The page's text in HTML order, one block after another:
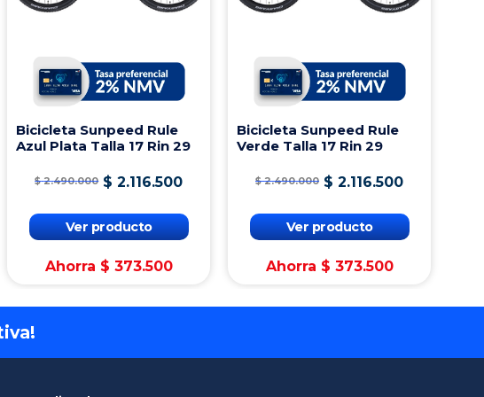
Bicicleta Sunpeed Rule
Azul Plata Talla 17 Rin 29
$ 2.490.000 $ 2.116.500
Ver producto
Ahorra $ 373.500
Bicicleta Sunpeed Rule
Verde Talla 17 Rin 29
$ 2.490.000 $ 2.116.500
Ver producto
Ahorra $ 373.500